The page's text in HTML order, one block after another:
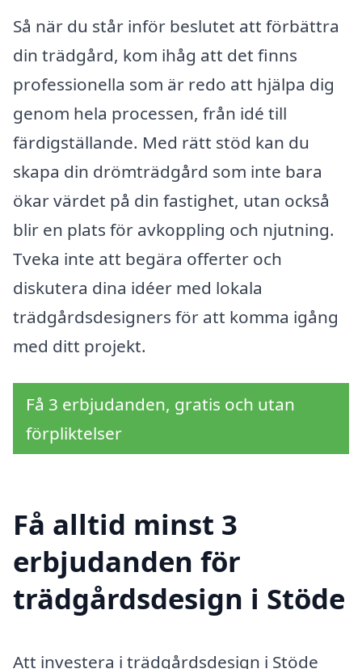
Så när du står inför beslutet att förbättra
din trädgård, kom ihåg att det finns
professionella som är redo att hjälpa dig
genom hela processen, från idé till
färdigställande. Med rätt stöd kan du
skapa din drömträdgård som inte bara
ökar värdet på din fastighet, utan också
blir en plats för avkoppling och njutning.
Tveka inte att begära offerter och
diskutera dina idéer med lokala
trädgårdsdesigners för att komma igång
med ditt projekt.
Få 3 erbjudanden, gratis och utan
förpliktelser
Få alltid minst 3
erbjudanden för
trädgårdsdesign i Stöde
Att investera i trädgårdsdesign i Stöde